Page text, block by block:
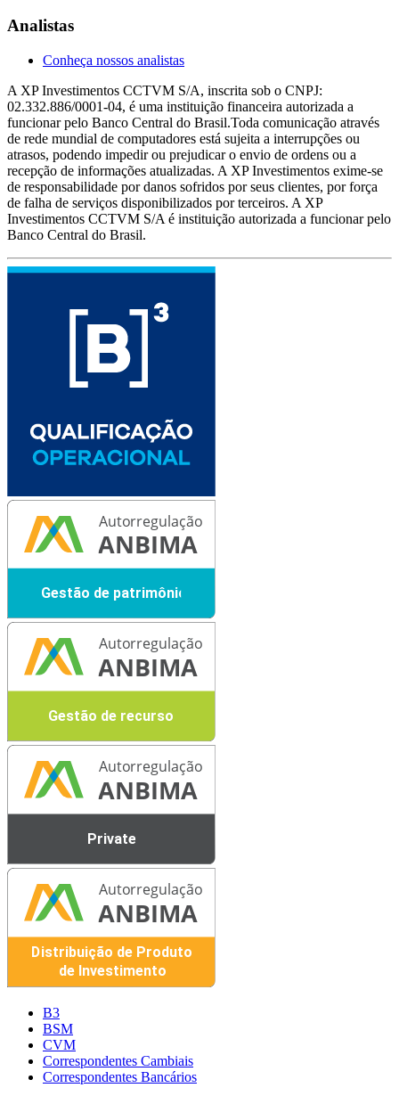
Analistas
Conheça nossos analistas
A XP Investimentos CCTVM S/A, inscrita sob o CNPJ:
02.332.886/0001-04, é uma instituição financeira autorizada a
funcionar pelo Banco Central do Brasil.Toda comunicação através
de rede mundial de computadores está sujeita a interrupções ou
atrasos, podendo impedir ou prejudicar o envio de ordens ou a
recepção de informações atualizadas. A XP Investimentos exime-se
de responsabilidade por danos sofridos por seus clientes, por força
de falha de serviços disponibilizados por terceiros. A XP
Investimentos CCTVM S/A é instituição autorizada a funcionar pelo
Banco Central do Brasil.
B3
BSM
CVM
Correspondentes Cambiais
Correspondentes Bancários